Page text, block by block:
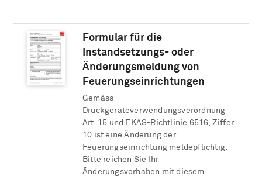
Formular für die
Instandsetzungs- oder
Änderungsmeldung von
Feuerungseinrichtungen
Gemäss
Druckgeräteverwendungsverordnung
Art. 15 und EKAS-Richtlinie 6516, Ziffer
10 ist eine Änderung der
Feuerungseinrichtung meldepflichtig.
Bitte reichen Sie Ihr
Änderungsvorhaben mit diesem